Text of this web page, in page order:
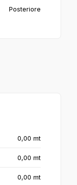
Posteriore
0,00 mt
0,00 mt
0,00 mt